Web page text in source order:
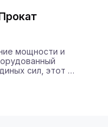
мощности и
сил, этот
выбором для